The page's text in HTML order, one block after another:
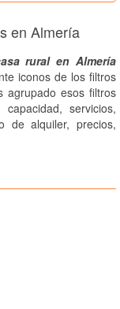
en Almería
rural en Almería
iconos de los filtros
agrupado esos filtros
servicios,
de alquiler, precios,